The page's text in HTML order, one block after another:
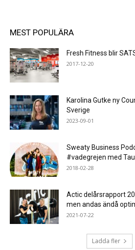
MEST POPULÄRA
Fresh Fitness blir
2017-12-20
Karolina Gutke ny
Sverige
2023-09-01
Sweaty Business
#vadegrejen med
2018-02-28
Actic delårsrapport
men andas ändå
2021-07-22
Ladda fler